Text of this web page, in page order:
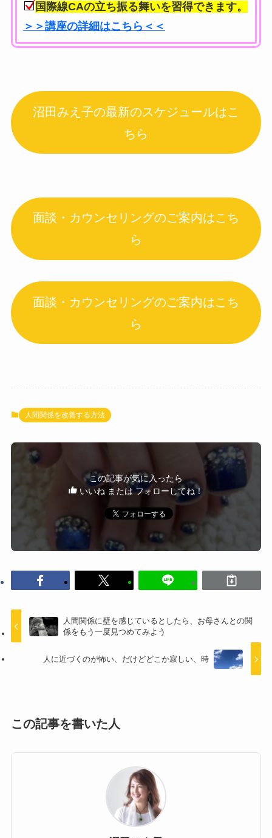
国際線CAの立ち振る舞いを習得できます。
＞＞講座の詳細はこちら＜＜
沼田みえ子の最新のスケジュールはこ
ちら
面談・カウンセリングのご案内はこち
ら
面談・カウンセリングのご案内はこち
ら
人間関係を改善する方法
この記事が気に入ったら
いいね または フォローしてね！
人間関係に壁を感じているとしたら、お母さんとの関
係をもう一度見つめてみよう
人に近づくのが怖い、だけどどこか寂しい、時
この記事を書いた人